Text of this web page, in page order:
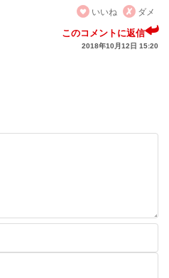
いいね
ダメ
このコメントに返信
2018年10月12日 15:20